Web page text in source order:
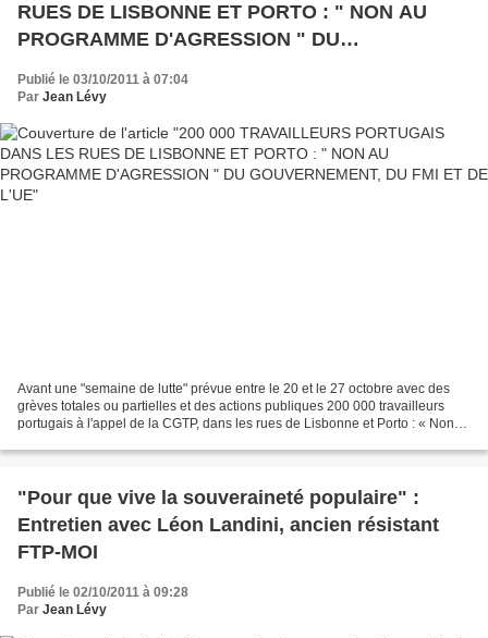
RUES DE LISBONNE ET PORTO : " NON AU
PROGRAMME D'AGRESSION " DU
GOUVERNEMENT, DU FMI ET DE L'UE
Publié le 03/10/2011 à 07:04
Par Jean Lévy
Avant une "semaine de lutte" prévue entre le 20 et le 27 octobre avec des
grèves totales ou partielles et des actions publiques 200 000 travailleurs
portugais à l'appel de la CGTP, dans les rues de Lisbonne et Porto : « Non
"Pour que vive la souveraineté populaire" :
Entretien avec Léon Landini, ancien résistant
FTP-MOI
Publié le 02/10/2011 à 09:28
Par Jean Lévy